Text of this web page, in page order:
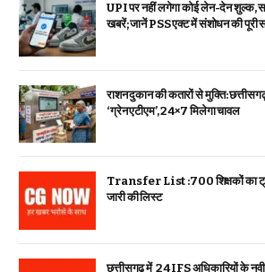
UPI पर नहीं लगेगा कोई लेन-देन शुल्क,
खबरें; जानें PSS एक्ट में संशोधन की पूरी
राशन दुकान की कतारों से मुक्ति:
‘ग्रेन एटीएम’, 24×7 मिलेगा चावल
Transfer List :700 शिक्षकों का
जारी की लिस्ट
छत्तीसगढ़ में 24 IFS अधिकारियों के